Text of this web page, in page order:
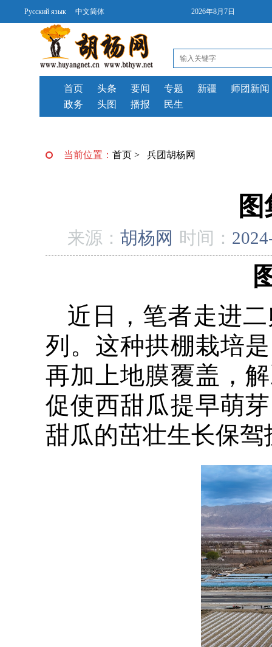
Русский язык 中文简体 2026年8月7日
首页 头条
要闻
政务
头图 播报
专题 新疆
师团新闻
民生
当前位置： 首页 > 兵团胡杨网
来源： 胡杨网 时间：
近日，笔者走进
列。这种拱棚栽培
再加上地膜覆盖，
促使西甜瓜提早萌
甜瓜的茁壮生长保驾